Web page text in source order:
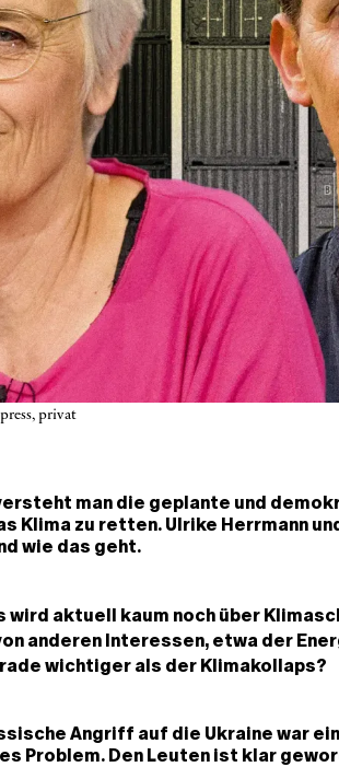
privat
man die geplante und
Klima zu retten. Ulrike Herrmann
wie das geht.
wird aktuell kaum noch über
anderen Interessen, etwa der
wichtiger als der Klimakollaps?
Angriff auf die Ukraine war
Problem. Den Leuten ist klar